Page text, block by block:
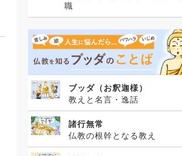
職
ブッダ（お釈迦様）
教えと名言・逸話
諸行無常
仏教の根幹となる教え